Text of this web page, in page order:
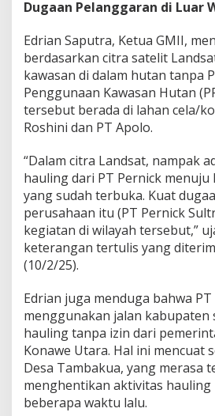
t
n
U
P
P
T
P
e
n
i
c
k
u
l
a
Dugaan Pelanggaran di Luar
Edrian Saputra, Ketua GMII,
berdasarkan citra satelit
kawasan di dalam hutan tanpa
Penggunaan Kawasan Hutan
tersebut berada di lahan cela/
Roshini dan PT Apolo.
“Dalam citra Landsat, nampak
hauling dari PT Pernick
yang sudah terbuka. Kuat
perusahaan itu (PT Pernick
kegiatan di wilayah tersebut,”
keterangan tertulis yang
(10/2/25).
Edrian juga menduga bahwa
menggunakan jalan kabupaten
hauling tanpa izin dari
Konawe Utara. Hal ini mencuat
Desa Tambakua, yang merasa
menghentikan aktivitas hauling
beberapa waktu lalu.